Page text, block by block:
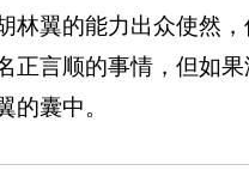
林翼的能力出众使然
正言顺的事情，但如
的囊中。